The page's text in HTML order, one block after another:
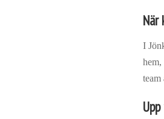
När
I
team